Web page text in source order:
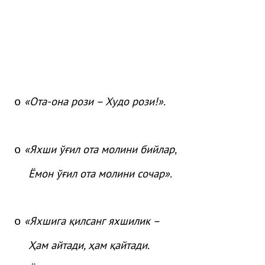
o «Ота-она рози– Худо рози!».
o «Яхши ўғил ота молини бийлар,
Ёмон ўғил ота молини сочар».
o «Яхшига қилсанг яхшилик –
Ҳам айтади, ҳам қайтади.